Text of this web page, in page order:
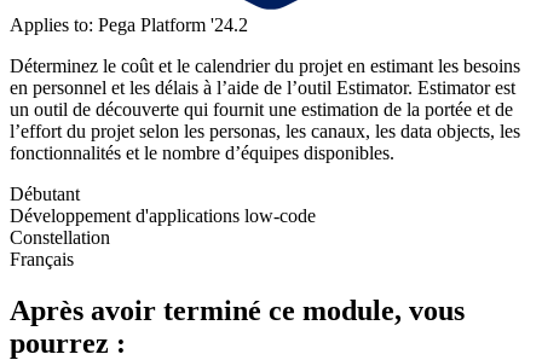
Applies to: Pega Platform '24.2
Déterminez le coût et le calendrier du projet en estimant les besoins
en personnel et les délais à l’aide de l’outil Estimator. Estimator est
un outil de découverte qui fournit une estimation de la portée et de
l’effort du projet selon les personas, les canaux, les data objects, les
fonctionnalités et le nombre d’équipes disponibles.
Débutant
Développement d'applications low-code
Constellation
Français
Après avoir terminé ce module, vous
pourrez :